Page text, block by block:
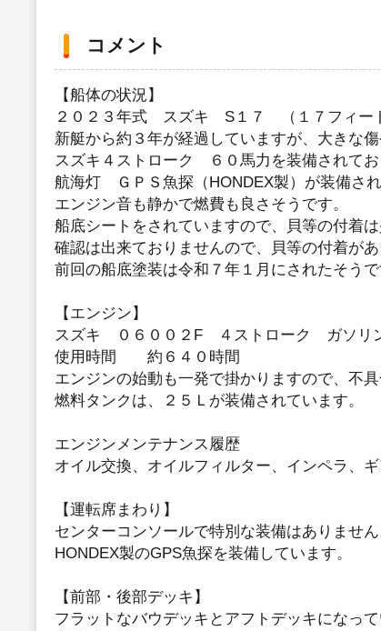
コメント
【船体の状況】
２０２３年式 スズキ S１７ （１７フィート
新艇から約３年が経過していますが、大きな
スズキ４ストローク ６０馬力を装備されて
航海灯 ＧＰＳ魚探（HONDEX製）が装備され
エンジン音も静かで燃費も良さそうです。
船底シートをされていますので、貝等の付着は
確認は出来ておりませんので、貝等の付着があ
前回の船底塗装は令和７年１月にされたそうで
【エンジン】
スズキ ０６００２F ４ストローク ガソリ
使用時間 約６４０時間
エンジンの始動も一発で掛かりますので、不
燃料タンクは、２５Ｌが装備されています。
エンジンメンテナンス履歴
オイル交換、オイルフィルター、インペラ、
【運転席まわり】
センターコンソールで特別な装備はありません
HONDEX製のGPS魚探を装備しています。
【前部・後部デッキ】
フラットなバウデッキとアフトデッキになって